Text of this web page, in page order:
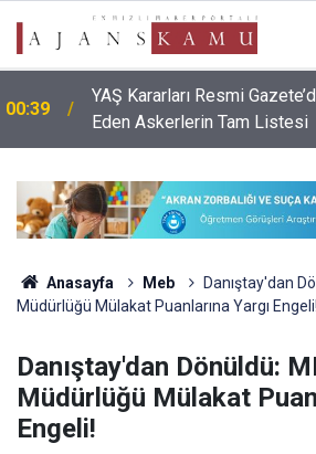
00:39
YAŞ Kararları Resmi
Eden Askerlerin Tam Listesi
Anasayfa Meb
Danıştay'dan
Müdürlüğü Mülakat Puanlarına Yargı Engeli!
Danıştay'dan Dönüldü:
Müdürlüğü Mülakat
Engeli!